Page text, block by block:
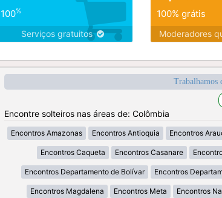
100%
Serviços gratuitos
100% grátis
Moderadores
Trabalhamos
Encontre solteiros nas áreas de: Colômbia
Encontros Amazonas Encontros Antioquia Encontros
Encontros Caqueta Encontros Casanare
Encontros Departamento de Bolívar Encontros
Encontros Magdalena Encontros Meta Encontros